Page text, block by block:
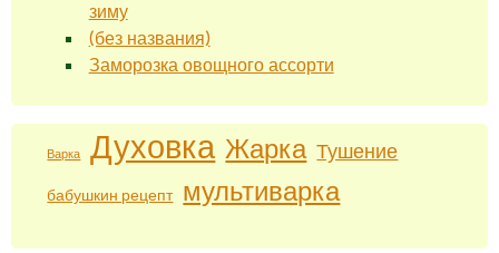
зиму
(без названия)
Заморозка овощного ассорти
Варка Духовка Жарка Тушение
бабушкин рецепт мультиварка